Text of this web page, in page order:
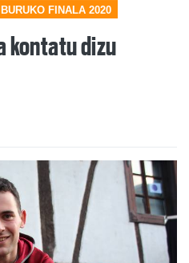
FINALA 2020
kontatu dizu